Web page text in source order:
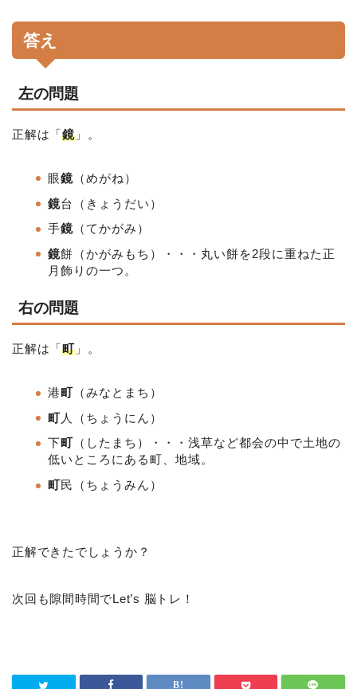
答え
左の問題
正解は「鏡」。
眼鏡 （めがね）
鏡台（きょうだい）
手鏡 （てかがみ）
鏡餅 （かがみもち）・・・丸い餅を2段に重ねた正
月飾りの一つ。
右の問題
正解は「町」。
港町 （みなとまち）
町人（ちょうにん）
下町 （したまち）・・・浅草など都会の中で土地の
低いところにある町、地域。
町民（ちょうみん）
正解できたでしょうか？
次回も隙間時間でLet’s 脳トレ！